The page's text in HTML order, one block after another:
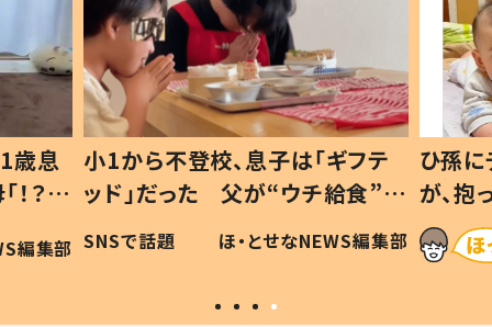
歳息
？」
編集部
小1から不登校、息子は「ギフテ
ッド」だった 父が“ウチ給食”を
作り続ける理由とは #令和の親
#令和の子
SNSで話題 ほ・とせなNEWS編集部
ひ孫
が、
「涙が
い」